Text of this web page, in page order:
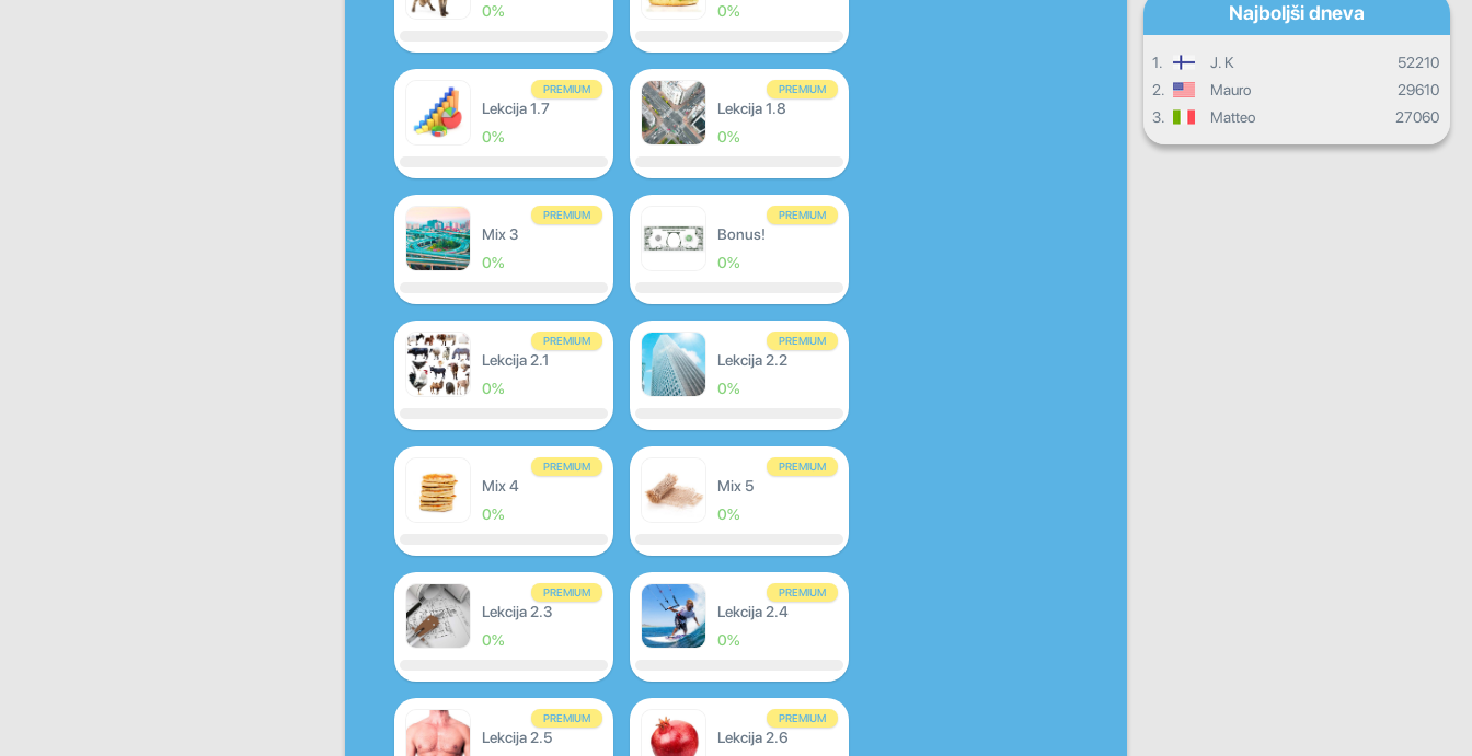
0%
0%
PREMIUM
Lekcija 1.7
0%
PREMIUM
Lekcija 1.8
0%
PREMIUM
Mix 3
0%
PREMIUM
Bonus!
0%
PREMIUM
Lekcija 2.1
0%
PREMIUM
Lekcija 2.2
0%
PREMIUM
Mix 4
0%
PREMIUM
Mix 5
0%
PREMIUM
Lekcija 2.3
0%
PREMIUM
Lekcija 2.4
0%
PREMIUM
Lekcija 2.5
PREMIUM
Lekcija 2.6
Najboljši dneva
1. J. K
52210
2.
Mauro
29610
3.
Matteo 27060